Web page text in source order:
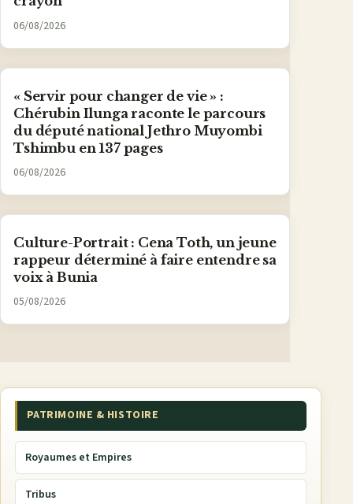
06/08/2026
« Servir pour changer de vie » :
Chérubin Ilunga raconte le parcours
du député national Jethro Muyombi
Tshimbu en 137 pages
06/08/2026
Culture-Portrait : Cena Toth, un jeune
rappeur déterminé à faire entendre sa
voix à Bunia
05/08/2026
PATRIMOINE & HISTOIRE
Royaumes et Empires
Tribus